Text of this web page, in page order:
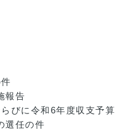
件
報告
びに令和6年度収支予算
選任の件